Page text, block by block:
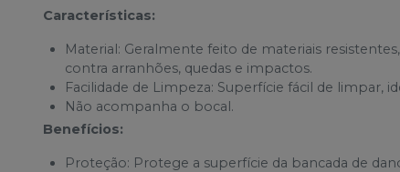
Características:
Material: Geralmente feito de materiais
contra arranhões, quedas e impactos.
Facilidade de Limpeza: Superfície fácil de limpar,
Não acompanha o bocal.
Benefícios:
Proteção: Protege a superfície da bancada de